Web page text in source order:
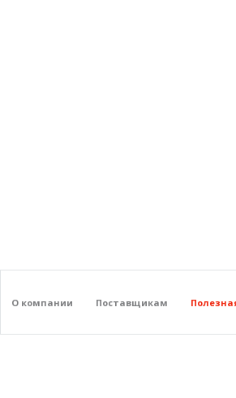
О компании Поставщикам